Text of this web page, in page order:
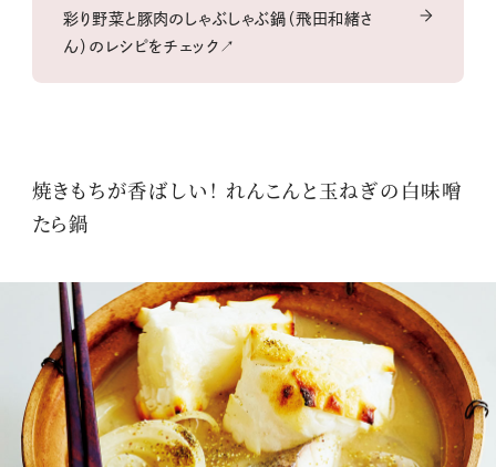
彩り野菜と豚肉のしゃぶしゃぶ鍋（飛田和緒さ
ん）のレシピをチェック↗
焼きもちが香ばしい！ れんこんと玉ねぎの白味噌
たら鍋